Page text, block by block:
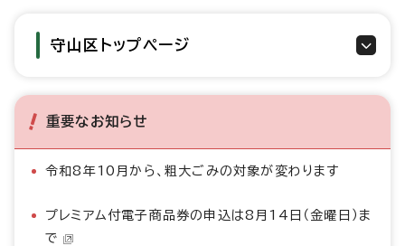
守山区トップページ
重要なお知らせ
令和8年10月から、粗大ごみの対象が変わります
プレミアム付電子商品券の申込は8月14日（金曜日）ま
で